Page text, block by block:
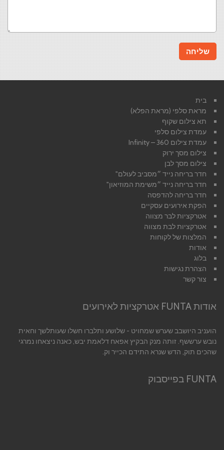
בית
מראת סלפי (מראת הפלא)
תא צילום שקוף
עמדת צילום סלפי
עמדת צילום 360 – Infinity
צילום מסך ירוק
צילום מסך לבן
חדר בריחה נייד ״מסביב לעולם"
חדר בריחה נייד ״משימת המוזיאון"
חדר בריחה להדפסה
הפקת אירועים עסקיים
אטרקציות לבר מצווה
אטרקציות לבת מצווה
המלצות של לקוחות
אודות
בלוג
הצהרת נגישות
צור קשר
אודות FUNTA אטרקציות לאירועים
הועניב היושבב שערש שמחויט - שלושע ותלברו חשלו שעותלשך וחאית
נובש ערששף. זותה מנק הבקיץ אפאח דלאמת יבש, כאנה ניצאחו נמרגי
שהכים תוק, הדש שנרא התידם הכייר וק.
FUNTA בפייסבוק